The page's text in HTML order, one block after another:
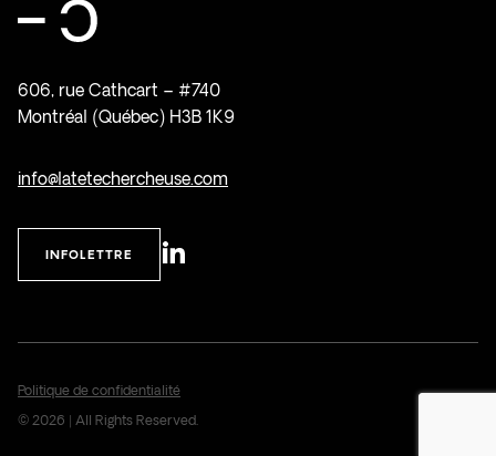
606, rue Cathcart – #740
Montréal (Québec) H3B 1K9
info@latetechercheuse.com
INFOLETTRE
© 2026 | All Rights Reserved.
Politique de confidentialité